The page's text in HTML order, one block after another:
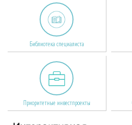
Библиотека специалиста
Приоритетные инвестпроекты